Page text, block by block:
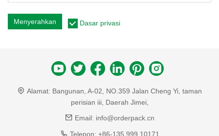
Menyerahkan Dasar privasi
Alamat: Bangunan, A-02, NO.359 Jalan Cheng Yi, taman
perisian iii, Daerah Jimei,
Email: info@orderpack.cn
Telepon: +86-135 999 10171